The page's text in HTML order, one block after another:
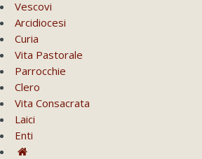
Vescovi
Arcidiocesi
Curia
Vita Pastorale
Parrocchie
Clero
Vita Consacrata
Laici
Enti